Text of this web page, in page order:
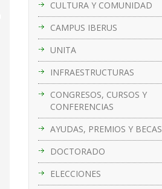
CULTURA Y COMUNIDAD
CAMPUS IBERUS
UNITA
INFRAESTRUCTURAS
CONGRESOS, CURSOS Y
CONFERENCIAS
AYUDAS, PREMIOS Y BECAS
DOCTORADO
ELECCIONES